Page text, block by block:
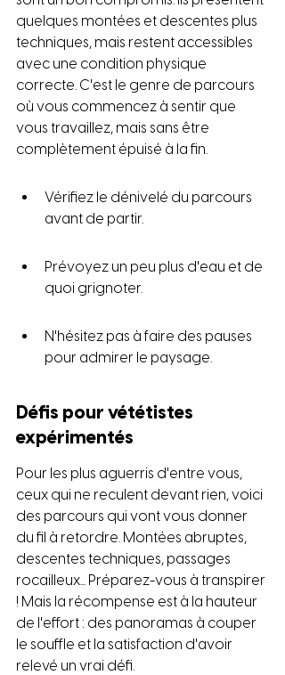
quelques montées et descentes plus
techniques, mais restent accessibles
avec une condition physique
correcte. C'est le genre de parcours
où vous commencez à sentir que
vous travaillez, mais sans être
complètement épuisé à la fin.
Vérifiez le dénivelé du parcours
avant de partir.
Prévoyez un peu plus d'eau et de
quoi grignoter.
N'hésitez pas à faire des pauses
pour admirer le paysage.
Défis pour vététistes
expérimentés
Pour les plus aguerris d'entre vous,
ceux qui ne reculent devant rien, voici
des parcours qui vont vous donner
du fil à retordre. Montées abruptes,
descentes techniques, passages
rocailleux... Préparez-vous à transpirer
! Mais la récompense est à la hauteur
de l'effort : des panoramas à couper
le souffle et la satisfaction d'avoir
relevé un vrai défi.